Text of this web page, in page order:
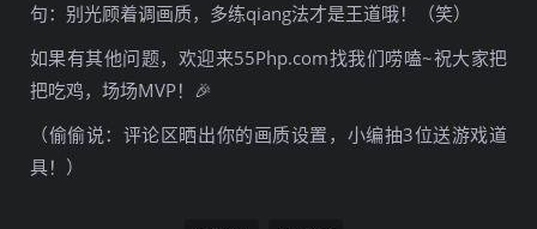
句：别光顾着调画质，多练qiang法才是王道哦！（笑）
如果有其他问题，欢迎来55Php.com找我们唠嗑~祝大家把
把吃鸡，场场MVP！🎉
（偷偷说：评论区晒出你的画质设置，小编抽3位送游戏道
具！）